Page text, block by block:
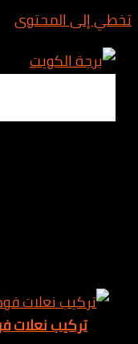
نعلات فوم بأعلى